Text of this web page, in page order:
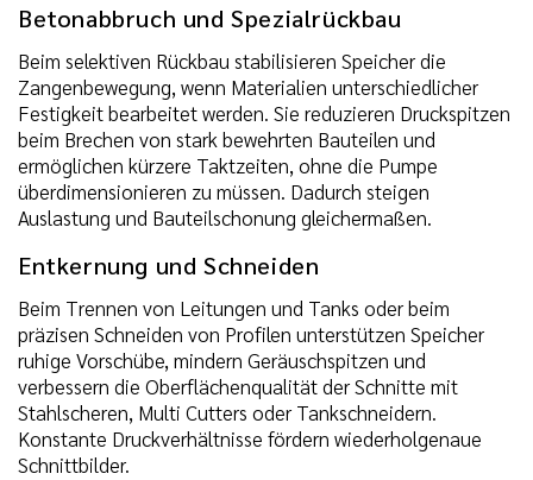
Betonabbruch und Spezialrückbau
Beim selektiven Rückbau stabilisieren Speicher die
Zangenbewegung, wenn Materialien unterschiedlicher
Festigkeit bearbeitet werden. Sie reduzieren Druckspitzen
beim Brechen von stark bewehrten Bauteilen und
ermöglichen kürzere Taktzeiten, ohne die Pumpe
überdimensionieren zu müssen. Dadurch steigen
Auslastung und Bauteilschonung gleichermaßen.
Entkernung und Schneiden
Beim Trennen von Leitungen und Tanks oder beim
präzisen Schneiden von Profilen unterstützen Speicher
ruhige Vorschübe, mindern Geräuschspitzen und
verbessern die Oberflächenqualität der Schnitte mit
Stahlscheren, Multi Cutters oder Tankschneidern.
Konstante Druckverhältnisse fördern wiederholgenaue
Schnittbilder.